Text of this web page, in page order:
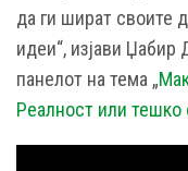
да ги шират своите
идеи“, изјави
панелот на тема „
Реалност или тешко